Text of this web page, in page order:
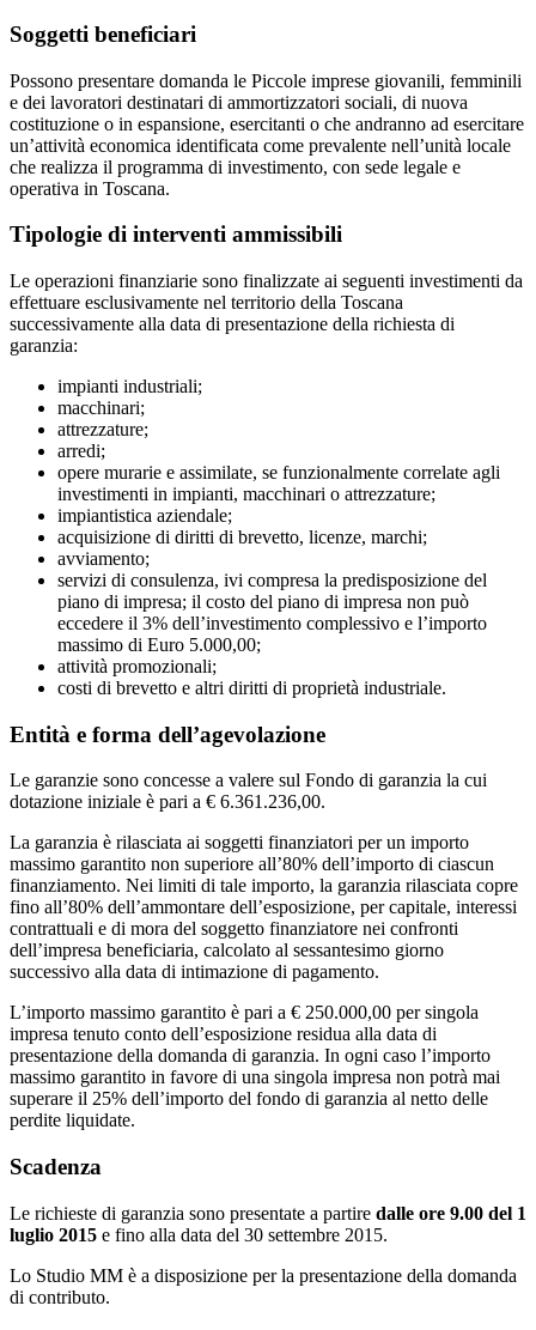
Soggetti beneficiari
Possono presentare domanda le Piccole imprese giovanili, femminili
e dei lavoratori destinatari di ammortizzatori sociali, di nuova
costituzione o in espansione, esercitanti o che andranno ad esercitare
un’attività economica identificata come prevalente nell’unità locale
che realizza il programma di investimento, con sede legale e
operativa in Toscana.
Tipologie di interventi ammissibili
Le operazioni finanziarie sono finalizzate ai seguenti investimenti da
effettuare esclusivamente nel territorio della Toscana
successivamente alla data di presentazione della richiesta di
garanzia:
impianti industriali;
macchinari;
attrezzature;
arredi;
opere murarie e assimilate, se funzionalmente correlate agli
investimenti in impianti, macchinari o attrezzature;
impiantistica aziendale;
acquisizione di diritti di brevetto, licenze, marchi;
avviamento;
servizi di consulenza, ivi compresa la predisposizione del
piano di impresa; il costo del piano di impresa non può
eccedere il 3% dell’investimento complessivo e l’importo
massimo di Euro 5.000,00;
attività promozionali;
costi di brevetto e altri diritti di proprietà industriale.
Entità e forma dell’agevolazione
Le garanzie sono concesse a valere sul Fondo di garanzia la cui
dotazione iniziale è pari a € 6.361.236,00.
La garanzia è rilasciata ai soggetti finanziatori per un importo
massimo garantito non superiore all’80% dell’importo di ciascun
finanziamento. Nei limiti di tale importo, la garanzia rilasciata copre
fino all’80% dell’ammontare dell’esposizione, per capitale, interessi
contrattuali e di mora del soggetto finanziatore nei confronti
dell’impresa beneficiaria, calcolato al sessantesimo giorno
successivo alla data di intimazione di pagamento.
L’importo massimo garantito è pari a € 250.000,00 per singola
impresa tenuto conto dell’esposizione residua alla data di
presentazione della domanda di garanzia. In ogni caso l’importo
massimo garantito in favore di una singola impresa non potrà mai
superare il 25% dell’importo del fondo di garanzia al netto delle
perdite liquidate.
Scadenza
Le richieste di garanzia sono presentate a partire dalle ore 9.00 del 1
luglio 2015 e fino alla data del 30 settembre 2015.
Lo Studio MM è a disposizione per la presentazione della domanda
di contributo.